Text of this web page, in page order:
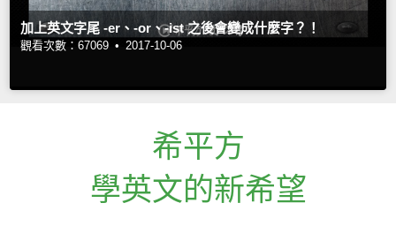
加上英文字尾 -er、-or、-ist 之後會變成什麼字？！
觀看次數：67069 • 2017-10-06
希平方
學英文的新希望